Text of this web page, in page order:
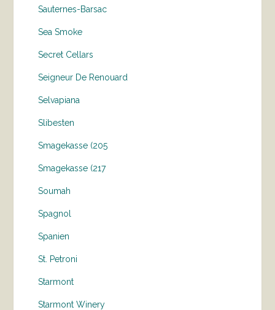
Sauternes-Barsac
Sea Smoke
Secret Cellars
Seigneur De Renouard
Selvapiana
Slibesten
Smagekasse (205
Smagekasse (217
Soumah
Spagnol
Spanien
St. Petroni
Starmont
Starmont Winery